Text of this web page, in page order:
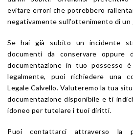
evitare errori che potrebbero
negativamente sull’ottenimento di un
Se hai già subito un incidente
documenti da conservare oppure
documentazione in tuo possesso
legalmente, puoi richiedere una
Legale Calvello. Valuteremo la tua
documentazione disponibile e ti
idoneo per tutelare i tuoi diritti.
Puoi contattarci attraverso la